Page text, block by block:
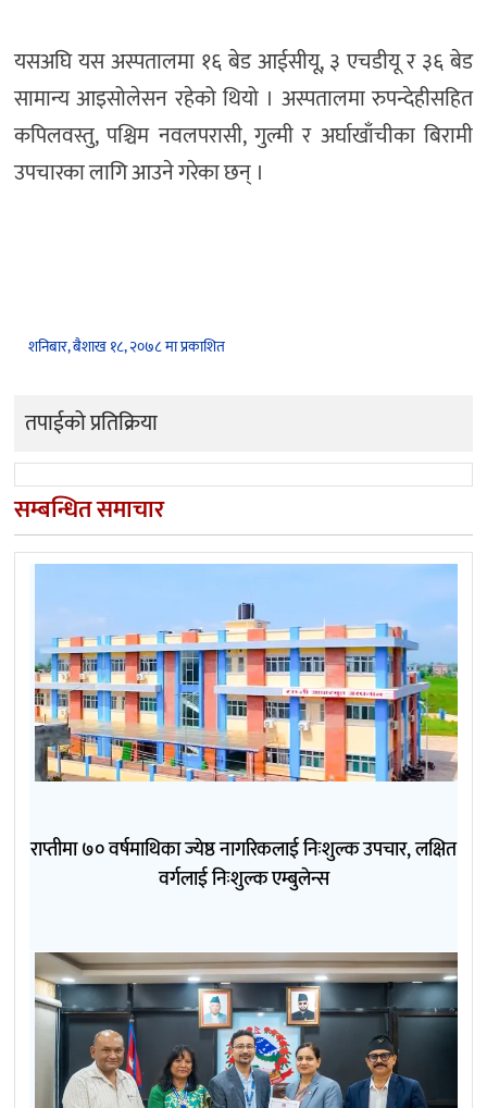
यसअघि यस अस्पतालमा १६ बेड आईसीयू, ३ एचडीयू र ३६ बेड
सामान्य आइसोलेसन रहेको थियो । अस्पतालमा रुपन्देहीसहित
कपिलवस्तु, पश्चिम नवलपरासी, गुल्मी र अर्घाखाँचीका बिरामी
उपचारका लागि आउने गरेका छन् ।
शनिबार, बैशाख १८, २०७८ मा प्रकाशित
तपाईको प्रतिक्रिया
सम्बन्धित समाचार
राप्तीमा ७० वर्षमाथिका ज्येष्ठ नागरिकलाई निःशुल्क उपचार, लक्षित
वर्गलाई निःशुल्क एम्बुलेन्स